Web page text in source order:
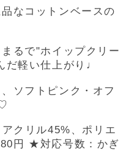
なコットンベースの
るで"ホイップクリー
だ軽い仕上がり♩
ソフトピンク・オフ
クリル45%、ポリエ
円 ★対応号数：かぎ